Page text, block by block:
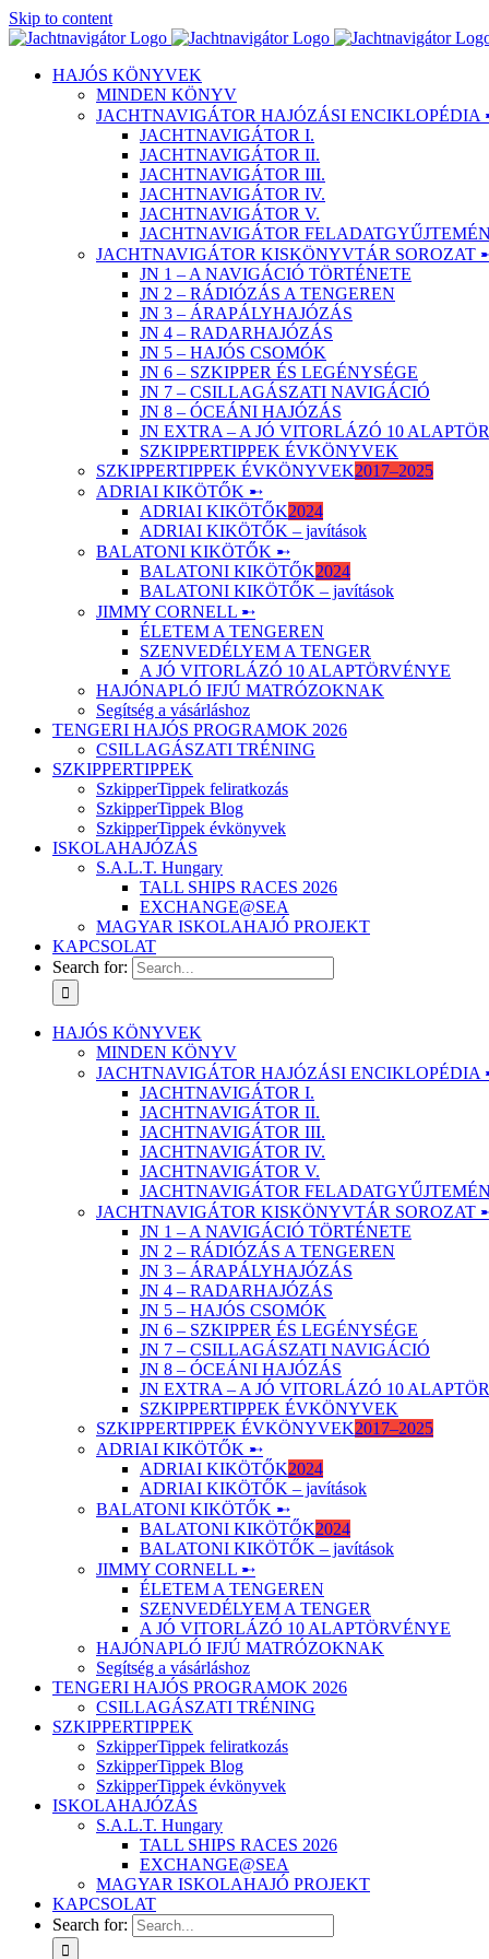
Skip to content
HAJÓS KÖNYVEK
MINDEN KÖNYV
JACHTNAVIGÁTOR HAJÓZÁSI ENCIKLOPÉDIA
JACHTNAVIGÁTOR I.
JACHTNAVIGÁTOR II.
JACHTNAVIGÁTOR III.
JACHTNAVIGÁTOR IV.
JACHTNAVIGÁTOR V.
JACHTNAVIGÁTOR
JACHTNAVIGÁTOR KISKÖNYVTÁR SOROZAT
JN 1 – A NAVIGÁCIÓ TÖRTÉNETE
JN 2 – RÁDIÓZÁS A TENGEREN
JN 3 – ÁRAPÁLYHAJÓZÁS
JN 4 – RADARHAJÓZÁS
JN 5 – HAJÓS CSOMÓK
JN 6 – SZKIPPER ÉS LEGÉNYSÉGE
JN 7 – CSILLAGÁSZATI NAVIGÁCIÓ
JN 8 – ÓCEÁNI HAJÓZÁS
JN EXTRA – A JÓ VITORLÁZÓ 10
SZKIPPERTIPPEK ÉVKÖNYVEK
SZKIPPERTIPPEK ÉVKÖNYVEK2017–2025
ADRIAI KIKÖTŐK ➸
ADRIAI KIKÖTŐK2024
ADRIAI KIKÖTŐK – javítások
BALATONI KIKÖTŐK ➸
BALATONI KIKÖTŐK2024
BALATONI KIKÖTŐK – javítások
JIMMY CORNELL ➸
ÉLETEM A TENGEREN
SZENVEDÉLYEM A TENGER
A JÓ VITORLÁZÓ 10 ALAPTÖRVÉNYE
HAJÓNAPLÓ IFJÚ MATRÓZOKNAK
Segítség a vásárláshoz
TENGERI HAJÓS PROGRAMOK 2026
CSILLAGÁSZATI TRÉNING
SZKIPPERTIPPEK
SzkipperTippek feliratkozás
SzkipperTippek Blog
SzkipperTippek évkönyvek
ISKOLAHAJÓZÁS
S.A.L.T. Hungary
TALL SHIPS RACES 2026
EXCHANGE@SEA
MAGYAR ISKOLAHAJÓ PROJEKT
KAPCSOLAT
Search for:
HAJÓS KÖNYVEK
MINDEN KÖNYV
JACHTNAVIGÁTOR HAJÓZÁSI ENCIKLOPÉDIA
JACHTNAVIGÁTOR I.
JACHTNAVIGÁTOR II.
JACHTNAVIGÁTOR III.
JACHTNAVIGÁTOR IV.
JACHTNAVIGÁTOR V.
JACHTNAVIGÁTOR
JACHTNAVIGÁTOR KISKÖNYVTÁR SOROZAT
JN 1 – A NAVIGÁCIÓ TÖRTÉNETE
JN 2 – RÁDIÓZÁS A TENGEREN
JN 3 – ÁRAPÁLYHAJÓZÁS
JN 4 – RADARHAJÓZÁS
JN 5 – HAJÓS CSOMÓK
JN 6 – SZKIPPER ÉS LEGÉNYSÉGE
JN 7 – CSILLAGÁSZATI NAVIGÁCIÓ
JN 8 – ÓCEÁNI HAJÓZÁS
JN EXTRA – A JÓ VITORLÁZÓ 10
SZKIPPERTIPPEK ÉVKÖNYVEK
SZKIPPERTIPPEK ÉVKÖNYVEK2017–2025
ADRIAI KIKÖTŐK ➸
ADRIAI KIKÖTŐK2024
ADRIAI KIKÖTŐK – javítások
BALATONI KIKÖTŐK ➸
BALATONI KIKÖTŐK2024
BALATONI KIKÖTŐK – javítások
JIMMY CORNELL ➸
ÉLETEM A TENGEREN
SZENVEDÉLYEM A TENGER
A JÓ VITORLÁZÓ 10 ALAPTÖRVÉNYE
HAJÓNAPLÓ IFJÚ MATRÓZOKNAK
Segítség a vásárláshoz
TENGERI HAJÓS PROGRAMOK 2026
CSILLAGÁSZATI TRÉNING
SZKIPPERTIPPEK
SzkipperTippek feliratkozás
SzkipperTippek Blog
SzkipperTippek évkönyvek
ISKOLAHAJÓZÁS
S.A.L.T. Hungary
TALL SHIPS RACES 2026
EXCHANGE@SEA
MAGYAR ISKOLAHAJÓ PROJEKT
KAPCSOLAT
Search for: